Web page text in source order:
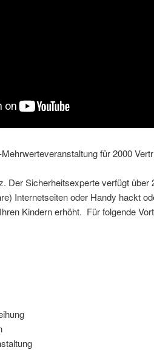
für 2000
Der Sicherheitsexperte verfügt über
Internetseiten oder Handy hackt
Kindern erhöht. Für folgende